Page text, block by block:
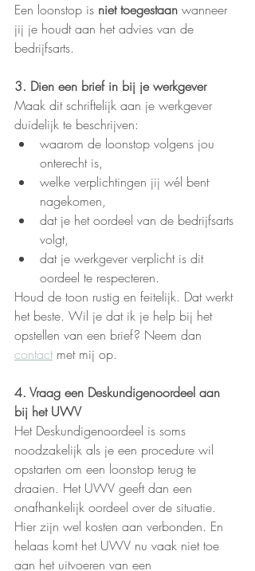
Een loonstop is niet toegestaan wanneer
jij je houdt aan het advies van de
bedrijfsarts.
3. Dien een brief in bij je werkgever
Maak dit schriftelijk aan je werkgever
duidelijk te beschrijven:
waarom de loonstop volgens jou
onterecht is,
welke verplichtingen jij wél bent
nagekomen,
dat je het oordeel van de bedrijfsarts
volgt,
dat je werkgever verplicht is dit
oordeel te respecteren.
Houd de toon rustig en feitelijk. Dat werkt
het beste. Wil je dat ik je help bij het
opstellen van een brief? Neem dan
contact met mij op.
4. Vraag een Deskundigenoordeel aan
bij het UWV
Het Deskundigenoordeel is soms
noodzakelijk als je een procedure wil
opstarten om een loonstop terug te
draaien. Het UWV geeft dan een
onafhankelijk oordeel over de situatie.
Hier zijn wel kosten aan verbonden. En
helaas komt het UWV nu vaak niet toe
aan het uitvoeren van een